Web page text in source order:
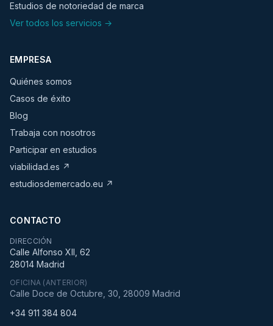
Estudios de notoriedad de marca
Ver todos los servicios →
EMPRESA
Quiénes somos
Casos de éxito
Blog
Trabaja con nosotros
Participar en estudios
viabilidad.es ↗
estudiosdemercado.eu ↗
CONTACTO
DIRECCIÓN
Calle Alfonso XII, 62
28014 Madrid
OFICINA (ANTERIOR)
Calle Doce de Octubre, 30, 28009 Madrid
+34 911 384 804